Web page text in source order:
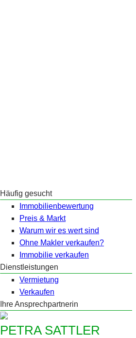
Häufig gesucht
Immobilienbewertung
Preis & Markt
Warum wir es wert sind
Ohne Makler verkaufen?
Immobilie verkaufen
Dienstleistungen
Vermietung
Verkaufen
Ihre Ansprechpartnerin
PETRA SATTLER